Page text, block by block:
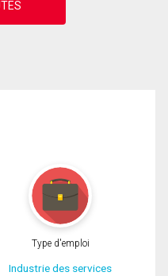
Type d'emploi
Industrie des services